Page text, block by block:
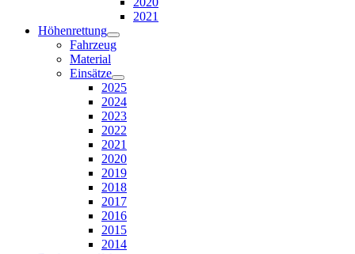
2021
Höhenrettung
Fahrzeug
Material
Einsätze
2025
2024
2023
2022
2021
2020
2019
2018
2017
2016
2015
2014